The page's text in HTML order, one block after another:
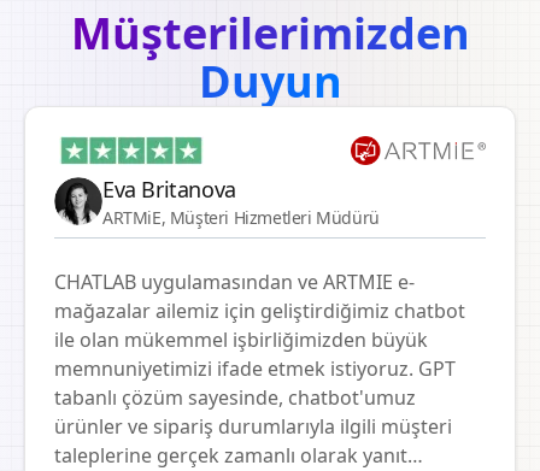
Müşterilerimizden
Duyun
Eva Britanova
ARTMiE, Müşteri Hizmetleri Müdürü
CHATLAB uygulamasından ve ARTMIE e-
mağazalar ailemiz için geliştirdiğimiz chatbot
ile olan mükemmel işbirliğimizden büyük
memnuniyetimizi ifade etmek istiyoruz. GPT
tabanlı çözüm sayesinde, chatbot'umuz
ürünler ve sipariş durumlarıyla ilgili müşteri
taleplerine gerçek zamanlı olarak yanıt